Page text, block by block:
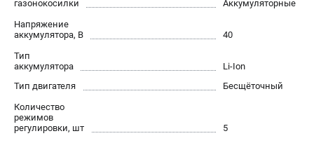
Аэраторы и скарификаторы
Газонокосилки
Принадлежности и аксессуары
Расходные материалы
Средства защиты
Триммеры и мотокосы
газонокосилки
Аккумуляторные
Напряжение
аккумулятора, В
40
Тип
аккумулятора
Li-Ion
Тип двигателя
Бесщёточный
Количество
режимов
регулировки, шт
5